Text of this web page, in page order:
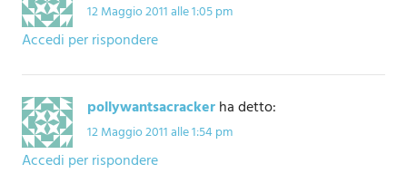
12 Maggio 2011 alle 1:05 pm
Accedi per rispondere
pollywantsacrackerha detto:
12 Maggio 2011 alle 1:54 pm
Accedi per rispondere